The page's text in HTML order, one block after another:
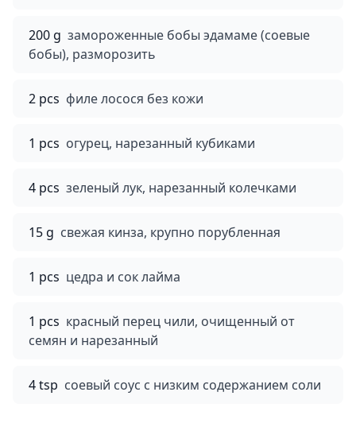
200 g замороженные бобы эдамаме (соевые
бобы), разморозить
2 pcs филе лосося без кожи
1 pcs огурец, нарезанный кубиками
4 pcs зеленый лук, нарезанный колечками
15 g свежая кинза, крупно порубленная
1 pcs цедра и сок лайма
1 pcs красный перец чили, очищенный от
семян и нарезанный
4 tsp соевый соус с низким содержанием соли